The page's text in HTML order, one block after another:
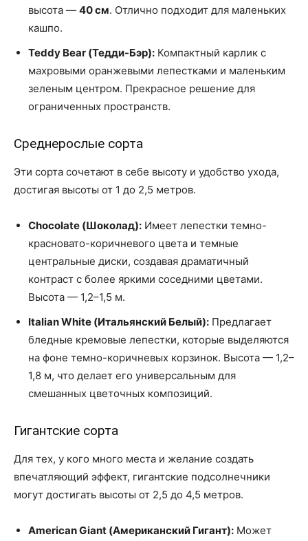
высота — 40 см. Отлично подходит для маленьких
кашпо.
Teddy Bear (Тедди-Бэр): Компактный карлик с
махровыми оранжевыми лепестками и маленьким
зеленым центром. Прекрасное решение для
ограниченных пространств.
Среднерослые сорта
Эти сорта сочетают в себе высоту и удобство ухода,
достигая высоты от 1 до 2,5 метров.
Chocolate (Шоколад): Имеет лепестки темно-
красновато-коричневого цвета и темные
центральные диски, создавая драматичный
контраст с более яркими соседними цветами.
Высота — 1,2–1,5 м.
Italian White (Итальянский Белый): Предлагает
бледные кремовые лепестки, которые выделяются
на фоне темно-коричневых корзинок. Высота — 1,2–
1,8 м, что делает его универсальным для
смешанных цветочных композиций.
Гигантские сорта
Для тех, у кого много места и желание создать
впечатляющий эффект, гигантские подсолнечники
могут достигать высоты от 2,5 до 4,5 метров.
American Giant (Американский Гигант): Может